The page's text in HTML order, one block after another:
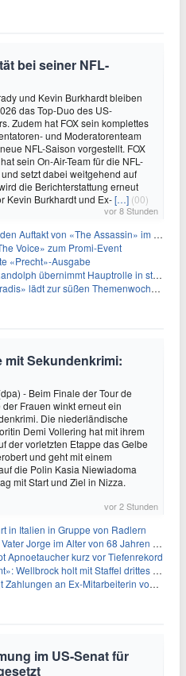
bei seiner NFL-
und Kevin Burkhardt bleiben
das Top-Duo des US-
Zudem hat FOX sein komplettes
und Moderatorenteam
NFL-Saison vorgestellt. FOX
sein On-Air-Team für die NFL-
setzt dabei weitgehend auf
die Berichterstattung erneut
Kevin Burkhardt und Ex-[…] (00)
vor 8 Stunden
Auftakt von «The Assassin» im Fernsehen
Voice» zum Promi-Event
«Precht»-Ausgabe
Hauptrolle in starbesetzter schwarzer Komödie
lädt zur süßen Themenwoche ein
mit Sekundenkrimi:
- Beim Finale der Tour de
der Frauen winkt erneut ein
Die niederländische
Demi Vollering hat mit ihrem
der vorletzten Etappe das Gelbe
und geht mit einem
die Polin Kasia Niewiadoma
mit Start und Ziel in Nizza.
vor 2 Stunden
in Italien in Gruppe von Radlern
Jorge im Alter von 68 Jahren gestorben
Apnoetaucher kurz vor Tiefenrekord
Wellbrock holt mit Staffel drittes EM-Gold
an Ex-Mitarbeiterin von Infantino
im US-Senat für